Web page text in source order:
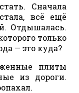
Сначала
всё ещё
Отдышалась.
только
— это куда?
плиты
из дороги.